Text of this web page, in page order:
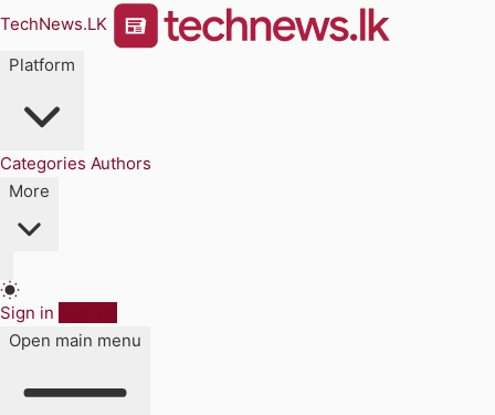
TechNews.LK
Platform
Categories Authors
More
Sign in
Open main menu